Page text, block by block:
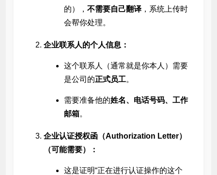
的）， 不需要自己翻译 ，系统上传时
会帮你处理。
企业联系人的个人信息：
这个联系人（通常就是你本人）需要
是公司的正式员工。
需要准备他的姓名、电话号码、工作
邮箱。
企业认证授权函（Authorization Letter）
（可能需要）：
这是证明“正在进行认证操作的这个